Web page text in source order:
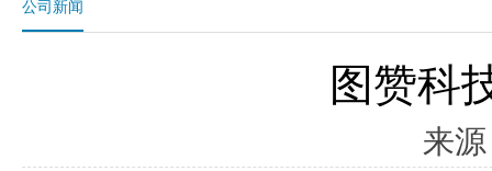
公司新闻
图赞科
来